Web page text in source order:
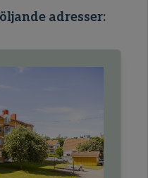
adresser: